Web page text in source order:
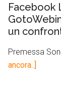
Facebook
un
Premessa
ancora..]